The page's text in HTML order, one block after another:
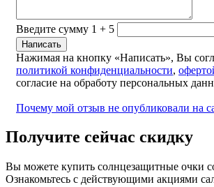
Введите сумму 1 + 5
Нажимая на кнопку «Написать», Вы
политикой конфиденциальности,
согласие на обработу персональных
Почему мой отзыв не опубликовали на
Получите сейчас скидку
Вы можете купить солнцезащитные очки
Ознакомьтесь с действующими акциями